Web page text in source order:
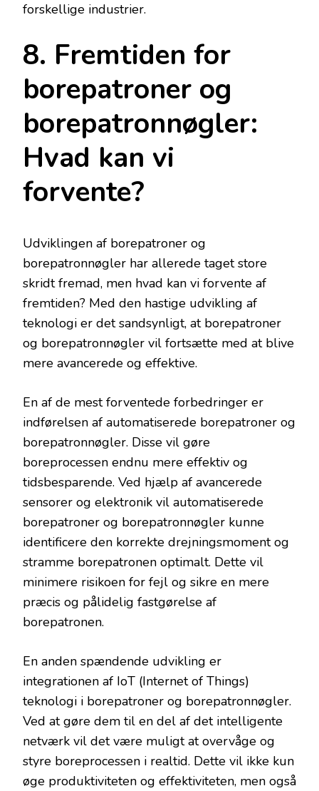
forskellige industrier.
8. Fremtiden for
borepatroner og
borepatronnøgler:
Hvad kan vi
forvente?
Udviklingen af borepatroner og
borepatronnøgler har allerede taget store
skridt fremad, men hvad kan vi forvente af
fremtiden? Med den hastige udvikling af
teknologi er det sandsynligt, at borepatroner
og borepatronnøgler vil fortsætte med at blive
mere avancerede og effektive.
En af de mest forventede forbedringer er
indførelsen af automatiserede borepatroner og
borepatronnøgler. Disse vil gøre
boreprocessen endnu mere effektiv og
tidsbesparende. Ved hjælp af avancerede
sensorer og elektronik vil automatiserede
borepatroner og borepatronnøgler kunne
identificere den korrekte drejningsmoment og
stramme borepatronen optimalt. Dette vil
minimere risikoen for fejl og sikre en mere
præcis og pålidelig fastgørelse af
borepatronen.
En anden spændende udvikling er
integrationen af IoT (Internet of Things)
teknologi i borepatroner og borepatronnøgler.
Ved at gøre dem til en del af det intelligente
netværk vil det være muligt at overvåge og
styre boreprocessen i realtid. Dette vil ikke kun
øge produktiviteten og effektiviteten, men også